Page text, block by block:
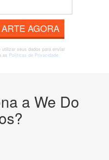
AGORA
seus dados para enviar
as Políticas de Privacidade.
a We Do